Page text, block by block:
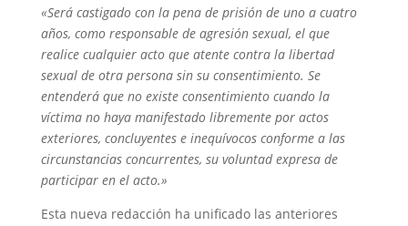
«Será castigado con la pena de prisión de uno a cuatro
años, como responsable de agresión sexual, el que
realice cualquier acto que atente contra la libertad
sexual de otra persona sin su consentimiento. Se
entenderá que no existe consentimiento cuando la
víctima no haya manifestado libremente por actos
exteriores, concluyentes e inequívocos conforme a las
circunstancias concurrentes, su voluntad expresa de
participar en el acto.»
Esta nueva redacción ha unificado las anteriores